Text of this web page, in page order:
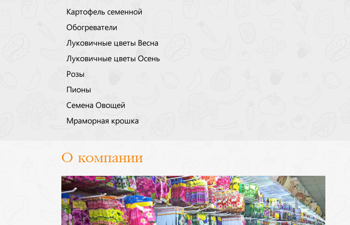
Картофель семенной
Обогреватели
Луковичные цветы Весна
Луковичные цветы Осень
Розы
Пионы
Семена Овощей
Мраморная крошка
О компании